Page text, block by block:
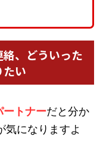
、どういった
たい
ートナーだと分か
気になりますよ